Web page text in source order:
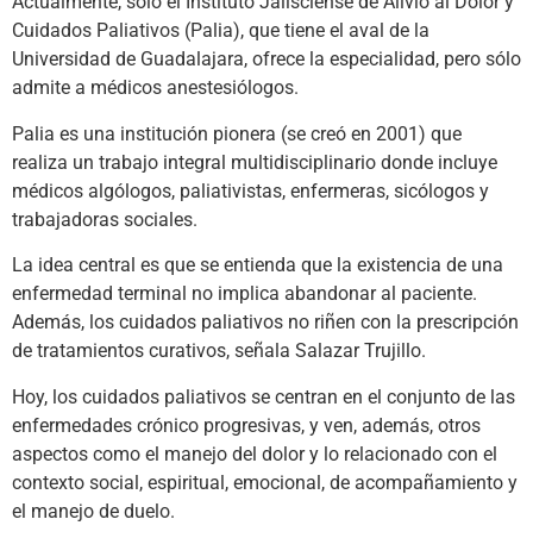
Cuidados Paliativos (Palia), que tiene el aval de la
Universidad de Guadalajara, ofrece la especialidad, pero sólo
admite a médicos anestesiólogos.
Palia es una institución pionera (se creó en 2001) que
realiza un trabajo integral multidisciplinario donde incluye
médicos algólogos, paliativistas, enfermeras, sicólogos y
trabajadoras sociales.
La idea central es que se entienda que la existencia de una
enfermedad terminal no implica abandonar al paciente.
Además, los cuidados paliativos no riñen con la prescripción
de tratamientos curativos, señala Salazar Trujillo.
Hoy, los cuidados paliativos se centran en el conjunto de las
enfermedades crónico progresivas, y ven, además, otros
aspectos como el manejo del dolor y lo relacionado con el
contexto social, espiritual, emocional, de acompañamiento y
el manejo de duelo.